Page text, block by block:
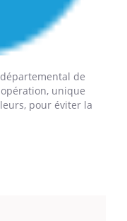
de
unique
pour éviter la